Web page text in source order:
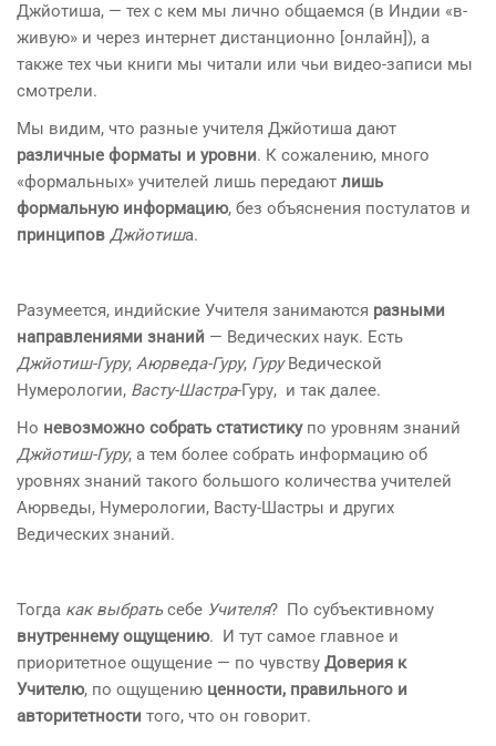
Джйотиша, — тех с кем мы лично общаемся (в Индии «в-
живую» и через интернет дистанционно [онлайн]), а
также тех чьи книги мы читали или чьи видео-записи мы
смотрели.
Мы видим, что разные учителя Джйотиша дают
различные форматы и уровни. К сожалению, много
«формальных» учителей лишь передают лишь
формальную информацию, без объяснения постулатов и
принципов Джйотиша.
Разумеется, индийские Учителя занимаются разными
направлениями знаний — Ведических наук. Есть
Джйотиш-Гуру, Аюрведа-Гуру, ГуруВедической
Нумерологии, Васту-Шастра-Гуру, и так далее.
Но невозможно собрать статистикупо уровням знаний
Джйотиш-Гуру, а тем более собрать информацию об
уровнях знаний такого большого количества учителей
Аюрведы, Нумерологии, Васту-Шастры и других
Ведических знаний.
Тогда как выбратьсебе Учителя? По субъективному
внутреннему ощущению. И тут самое главное и
приоритетное ощущение — по чувству Доверия к
Учителю, по ощущению ценности, правильного и
авторитетности того, что он говорит.